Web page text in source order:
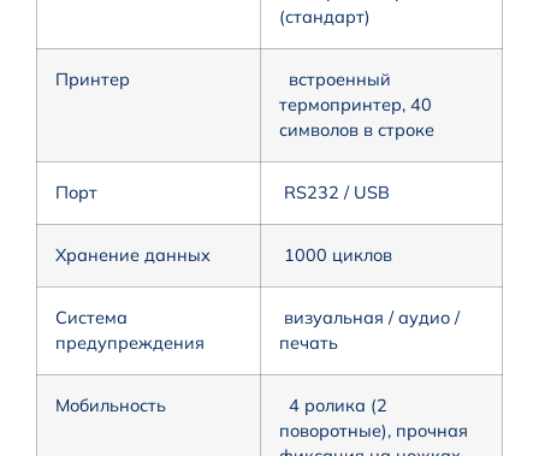
(стандарт)
Принтер
встроенный
термопринтер, 40
символов в строке
Порт RS232 / USB
Хранение данных 1000 циклов
Система
предупреждения
визуальная / аудио /
печать
Мобильность
4 ролика (2
поворотные), прочная